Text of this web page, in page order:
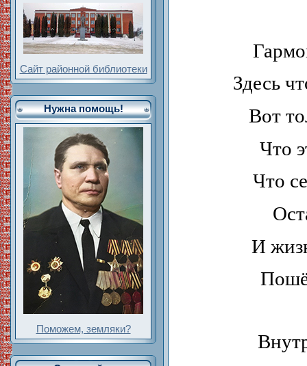
Сайт районной библиотеки
Нужна помощь!
Поможем, земляки?
Здесь
Вот
Что
Что
И